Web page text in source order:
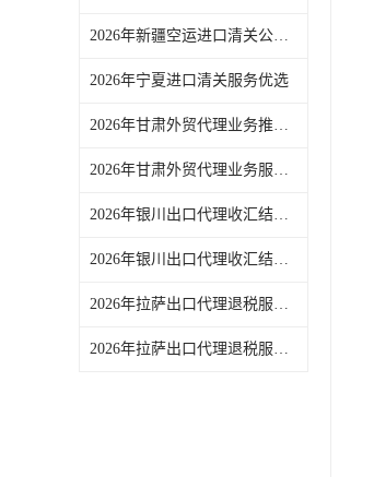
2026年新疆空运进口清关公司参考，东方君创进出口（北京）有限公司服务解析
2026年宁夏进口清关服务优选
2026年甘肃外贸代理业务推荐，一站式进出口服务解析
2026年甘肃外贸代理业务服务推荐：东方君创一站式外贸代理机构解析
2026年银川出口代理收汇结汇服务专业机构解析
2026年银川出口代理收汇结汇服务推荐：一站式外贸托管方案
2026年拉萨出口代理退税服务商推荐：一站式外贸退税全流程解析
2026年拉萨出口代理退税服务解析：一站式外贸代理机构参考